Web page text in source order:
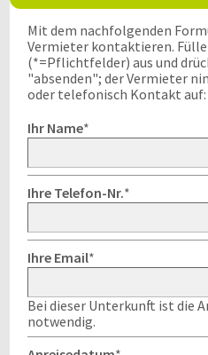
Mit dem nachfolgenden
Vermieter kontaktieren.
(*=Pflichtfelder) aus und
"absenden"; der Vermieter
oder telefonisch Kontakt auf:
Ihr Name*
Ihre Telefon-Nr.*
Ihre Email*
Bei dieser Unterkunft ist die
notwendig.